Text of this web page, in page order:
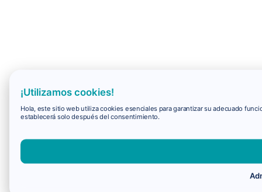
¡Utilizamos cookies!
Hola, este sitio web utiliza cookies esenciales para garantizar su adecuado
establecerá solo después del consentimiento.